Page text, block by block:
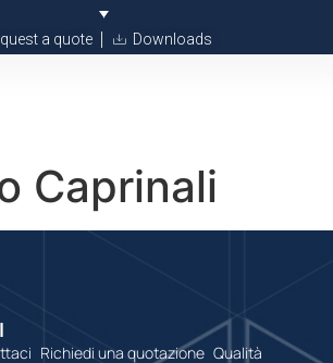
a quote Downloads
Caprinali
Richiedi una quotazione Qualità